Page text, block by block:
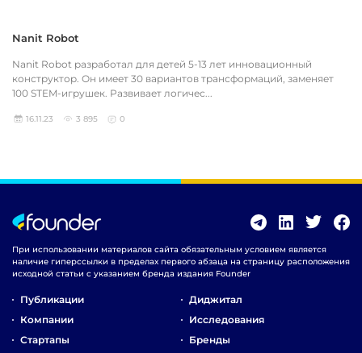
Nanit Robot
Nanit Robot разработал для детей 5-13 лет инновационный
конструктор. Он имеет 30 вариантов трансформаций, заменяет
100 STEM-игрушек. Развивает логичес...
16.11.23 3 895 0
При использовании материалов сайта обязательным условием является
наличие гиперссылки в пределах первого абзаца на страницу расположения
исходной статьи с указанием бренда издания Founder
Публикации
Компании
Стартапы
Диджитал
Исследования
Бренды